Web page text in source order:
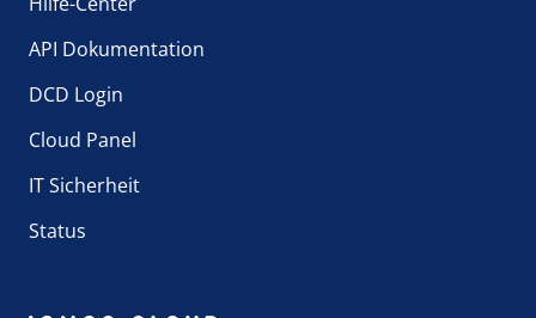
API Dokumentation
DCD Login
Cloud Panel
IT Sicherheit
Status